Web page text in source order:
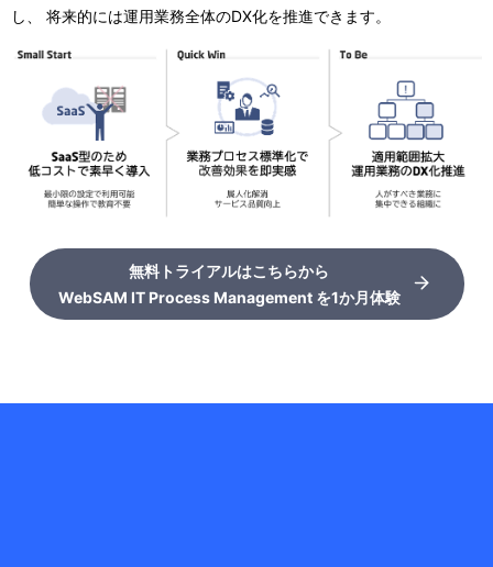
し、 将来的には運用業務全体のDX化を推進できます。
無料トライアルはこちらから
WebSAM IT Process Management を1か月体験